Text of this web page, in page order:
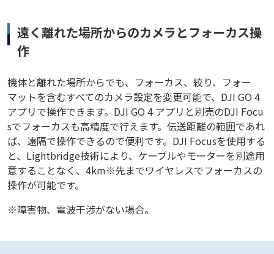
遠く離れた場所からのカメラとフォーカス操
作
機体と離れた場所からでも、フォーカス、絞り、フォー
マットを含むすべてのカメラ設定を変更可能で、DJI GO 4
アプリで操作できます。DJI GO 4 アプリと別売のDJI Focu
sでフォーカスも高精度で行えます。伝送距離の範囲であれ
ば、遠隔で操作できるので便利です。DJI Focusを使用する
と、Lightbridge技術により、ケーブルやモーターを別途用
意することなく、4km※先までワイヤレスでフォーカスの
操作が可能です。
※障害物、電波干渉がない場合。